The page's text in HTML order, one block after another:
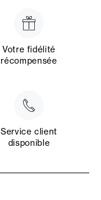
Votre fidélité
récompensée
Service client
disponible